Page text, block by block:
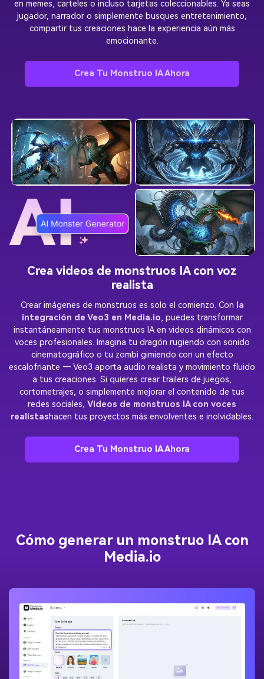
en memes, carteles o incluso tarjetas coleccionables. Ya seas
jugador, narrador o simplemente busques entretenimiento,
compartir tus creaciones hace la experiencia aún más
emocionante.
Crea Tu Monstruo IA Ahora
Crea videos de monstruos IA con voz
realista
Crear imágenes de monstruos es solo el comienzo. Con la
integración de Veo3 en Media.io, puedes transformar
instantáneamente tus monstruos IA en videos dinámicos con
voces profesionales. Imagina tu dragón rugiendo con sonido
cinematográfico o tu zombi gimiendo con un efecto
escalofriante — Veo3 aporta audio realista y movimiento fluido
a tus creaciones. Si quieres crear trailers de juegos,
cortometrajes, o simplemente mejorar el contenido de tus
redes sociales, Videos de monstruos IA con voces
realistashacen tus proyectos más envolventes e inolvidables.
Crea Tu Monstruo IA Ahora
Cómo generar un monstruo IA con
Media.io